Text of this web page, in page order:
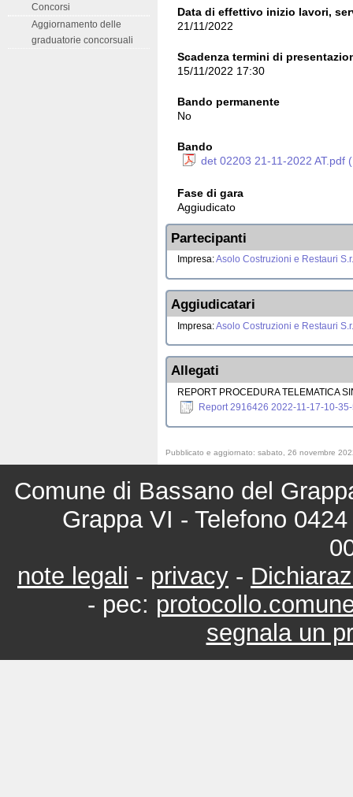
Concorsi
Aggiornamento delle
graduatorie concorsuali
Data di effettivo inizio lavori,
21/11/2022
Scadenza termini di
15/11/2022 17:30
Bando permanente
No
Bando
det 02203 21-11-2022 AT.pdf
Fase di gara
Aggiudicato
Partecipanti
Impresa:Asolo Costruzioni e Restauri
Aggiudicatari
Impresa:Asolo Costruzioni e Restauri
Allegati
REPORT PROCEDURA TELEMATICA
Report 2916426 2022-11-17-10-
Pubblicato e aggiornato: sabato, 26 novembre
Comune di Bassano del
Grappa VI - Telefono
note legali - privacy -
- pec:
segnala un